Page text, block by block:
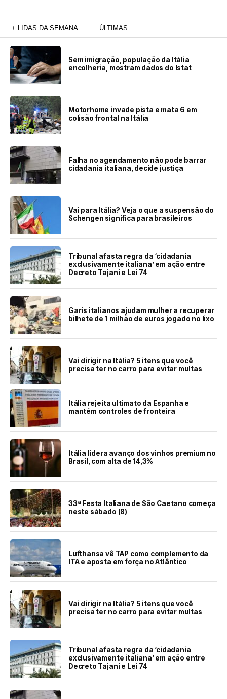
+ LIDAS DA SEMANA ÚLTIMAS
Sem imigração, população da Itália
encolheria, mostram dados do Istat
Motorhome invade pista e mata 6 em
colisão frontal na Itália
Falha no agendamento não pode barrar
cidadania italiana, decide justiça
Vai para Itália? Veja o que a suspensão do
Schengen significa para brasileiros
Tribunal afasta regra da ‘cidadania
exclusivamente italiana’ em ação entre
Decreto Tajani e Lei 74
Garis italianos ajudam mulher a recuperar
bilhete de 1 milhão de euros jogado no lixo
Vai dirigir na Itália? 5 itens que você
precisa ter no carro para evitar multas
Itália rejeita ultimato da Espanha e
mantém controles de fronteira
Itália lidera avanço dos vinhos premium no
Brasil, com alta de 14,3%
33ª Festa Italiana de São Caetano começa
neste sábado (8)
Lufthansa vê TAP como complemento da
ITA e aposta em força no Atlântico
Vai dirigir na Itália? 5 itens que você
precisa ter no carro para evitar multas
Tribunal afasta regra da ‘cidadania
exclusivamente italiana’ em ação entre
Decreto Tajani e Lei 74